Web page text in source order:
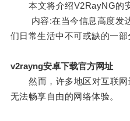
本文将介绍V2RayNG的安
内容:在当今信息高度发达
们日常生活中不可或缺的一部
v2rayng安卓下载官方网址
然而，许多地区对互联网
无法畅享自由的网络体验。